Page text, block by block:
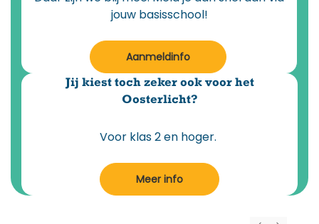
jouw basisschool!
Aanmeldinfo
Jij kiest toch zeker ook voor het
Oosterlicht?
Voor klas 2 en hoger.
Meer info